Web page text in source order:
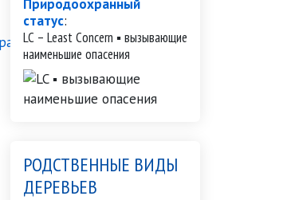
Природоохранный
статус:
LC – Least Concern ▪ вызывающие
наименьшие опасения
РОДСТВЕННЫЕ ВИДЫ
ДЕРЕВЬЕВ